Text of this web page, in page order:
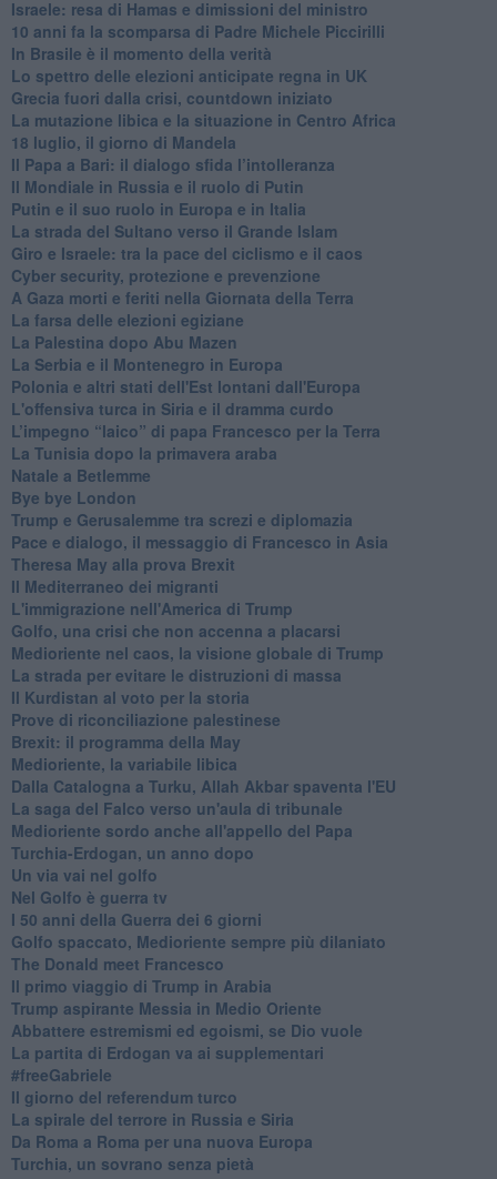
Israele: resa di Hamas e dimissioni del ministro
10 anni fa la scomparsa di Padre Michele Piccirilli
In Brasile è il momento della verità
Lo spettro delle elezioni anticipate regna in UK
Grecia fuori dalla crisi, countdown iniziato
La mutazione libica e la situazione in Centro Africa
18 luglio, il giorno di Mandela
Il Papa a Bari: il dialogo sfida l’intolleranza
Il Mondiale in Russia e il ruolo di Putin
Putin e il suo ruolo in Europa e in Italia
La strada del Sultano verso il Grande Islam
Giro e Israele: tra la pace del ciclismo e il caos
Cyber security, protezione e prevenzione
A Gaza morti e feriti nella Giornata della Terra
La farsa delle elezioni egiziane
La Palestina dopo Abu Mazen
La Serbia e il Montenegro in Europa
Polonia e altri stati dell'Est lontani dall'Europa
L'offensiva turca in Siria e il dramma curdo
L’impegno “laico” di papa Francesco per la Terra
La Tunisia dopo la primavera araba
Natale a Betlemme
Bye bye London
Trump e Gerusalemme tra screzi e diplomazia
Pace e dialogo, il messaggio di Francesco in Asia
Theresa May alla prova Brexit
Il Mediterraneo dei migranti
L'immigrazione nell'America di Trump
Golfo, una crisi che non accenna a placarsi
Medioriente nel caos, la visione globale di Trump
La strada per evitare le distruzioni di massa
Il Kurdistan al voto per la storia
Prove di riconciliazione palestinese
Brexit: il programma della May
Medioriente, la variabile libica
Dalla Catalogna a Turku, Allah Akbar spaventa l'EU
La saga del Falco verso un'aula di tribunale
Medioriente sordo anche all'appello del Papa
Turchia-Erdogan, un anno dopo
Un via vai nel golfo
Nel Golfo è guerra tv
I 50 anni della Guerra dei 6 giorni
Golfo spaccato, Medioriente sempre più dilaniato
The Donald meet Francesco
Il primo viaggio di Trump in Arabia
Trump aspirante Messia in Medio Oriente
Abbattere estremismi ed egoismi, se Dio vuole
La partita di Erdogan va ai supplementari
#freeGabriele
Il giorno del referendum turco
La spirale del terrore in Russia e Siria
Da Roma a Roma per una nuova Europa
Turchia, un sovrano senza pietà